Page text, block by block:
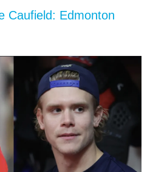
Caufield: Edmonton